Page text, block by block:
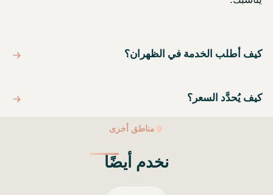
كيف أطلب الخدمة في الظهران؟
كيف يُحدَّد السعر؟
مناطق أخرى
نخدم أيضًا